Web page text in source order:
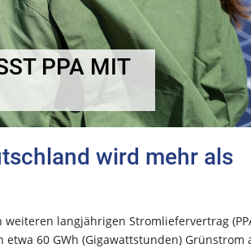
PPA MIT S
wird mehr als
langjährigen Stromliefervertrag
60 GWh (Gigawattstunden) Grünstrom